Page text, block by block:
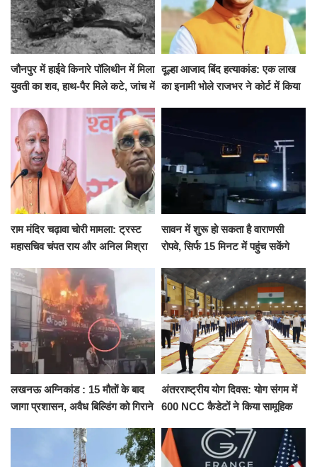
जौनपुर में हाईवे किनारे पॉलिथीन में मिला
युवती का शव, हाथ-पैर मिले कटे, जांच में
दूल्हा आजाद बिंद हत्याकांड: एक लाख
का इनामी भोले राजभर ने कोर्ट में किया
राम मंदिर चढ़ावा चोरी मामला: ट्रस्ट
महासचिव चंपत राय और अनिल मिश्रा
को नहीं...
सावन में शुरू हो सकता है वाराणसी
रोपवे, सिर्फ 15 मिनट में पहुंच सकेंगे
किराया
लखनऊ अग्निकांड : 15 मौतों के बाद
जागा प्रशासन, अवैध बिल्डिंग को गिराने
अंतरराष्ट्रीय योग दिवस: योग संगम में
600 NCC कैडेटों ने किया सामूहिक
संकल्प